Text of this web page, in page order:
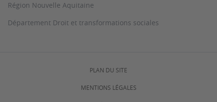
Région Nouvelle Aquitaine
Département Droit et transformations sociales
PLAN DU SITE
MENTIONS LÉGALES